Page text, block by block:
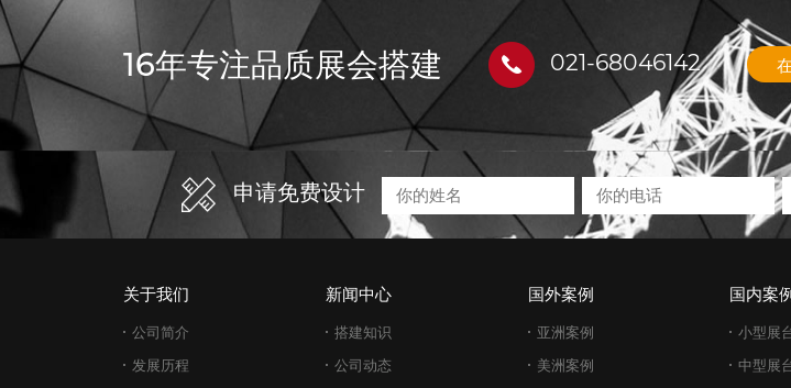
16年专注品质展会搭建 021-68046142
申请免费设计
关于我们
公司简介
发展历程
新闻中心
搭建知识
公司动态
国外案例
亚洲案例
美洲案例
国内案
小型展
中型展